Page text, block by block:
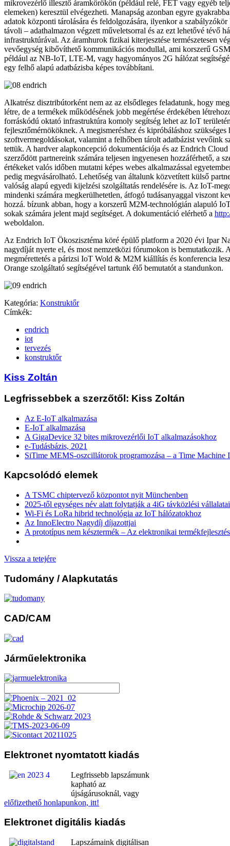
mikrovezérlő illesztő áramkörökön (például relé, FET vagy egyéb
elemeken) keresztül elvégezheti. Manapság azonban egyre
adatok központi tárolására és feldolgozására, ilyenkor a
távoli – adathalmazon végzett műveletsorral és az ezt lehetővé tévő
infrastruktúrával. Az áramhurok fizikai kiterjesztése természetesen
vevőegység kibővíthető kommunikációs modullal, ami korszerű
például az NB-IoT, LTE-M, vagy hagyományos 2G hálózat
egy felhő alapú adatbázisba képes továbbítani.
Alkatrész disztribútorként nem az az elsődleges feladatunk, hogy
létre, de a termékek működésének jobb megértése érdekében
forráskódú oktató infrastruktúra komoly segítség lehet az IoT
fejlesztőmérnököknek. A megismeréshez és kipróbáláshoz szükséges
szoftvermegoldásokat, valamint a felhőben tárolt adatbázist vevőink
tettük. A hardver alapkoncepció dokumentációja és az Endrich Cloud
szerződött partnereink számára teljesen ingyenesen hozzáférhető, a
értékeket valós időben mutatni képes webes alkalmazással
pedig megvásárolható. Lehetőség van általunk közvetített külső
valóság alapú egyedi kijelzési szolgáltatás rendelésére is. Az IoT-
mindenki számára megkerülhetetlen, átfogó tudásanyaggal viszont
hozzá. bízunk abban, hogy a korszerű M2M-technológián alapuló
sokak számára jelent majd segítséget. A dokumentáció elérhető a
weboldalon.
Az Endrich IoT Ökoszisztéma köré épülő platform a 2020 évi Ipar
nagydíját nyerte el, és most nemzetközi fórumokon is bemutatkozik.
megmérettetés a párizsi IoT Wold & M2M kiállítás és konferencia
Orange szolgáltató segítségével tartunk élő bemutatót a standunkon.
Kategória: Konstruktőr
Címkék:
endrich
iot
tervezés
konstruktőr
Kiss Zoltán
Legfrissebbek a szerzőtől: Kiss Zoltán
Az E-IoT alkalmazása
E-IoT alkalmazása
A GigaDevice 32 bites mikrovezérlői IoT alkalmazásokhoz
e-Tudásbázis, 2021
SiTime MEMS-oszcillátorok programozása – a Time Machine
Kapcsolódó elemek
A TSMC chiptervező központot nyit Münchenben
2025-től egységes név alatt folytatják a 4iG távközlési vállalatai
Wi-Fi és LoRa hibrid technológia az IoT hálózatokhoz
Az InnoElectro Nagydíj díjazottjai
A prototípus nem késztermék – Az elektronikai
Vissza a tetejére
Tudomány / Alapkutatás
CAD/CAM
Járműelektronika
Elektronet nyomtatott kiadás
Legfrissebb lapszámunk
kapható az
újságárusoknál, vagy
előfizethető honlapunkon, itt!
Elektronet digitális kiadás
Lapszámaink digitálisan